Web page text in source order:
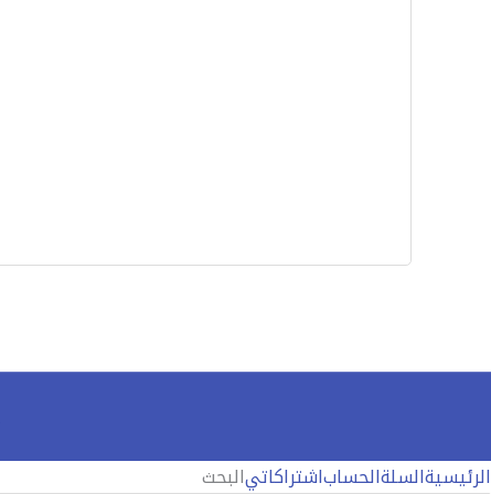
الرئيسيةالسلةالحساباشتراكاتيالبحث